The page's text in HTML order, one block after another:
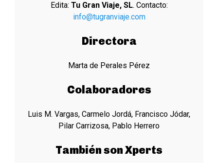
Edita: Tu Gran Viaje, SL. Contacto:
info@tugranviaje.com
Directora
Marta de Perales Pérez
Colaboradores
Luis M. Vargas, Carmelo Jordá, Francisco Jódar,
Pilar Carrizosa, Pablo Herrero
También son Xperts